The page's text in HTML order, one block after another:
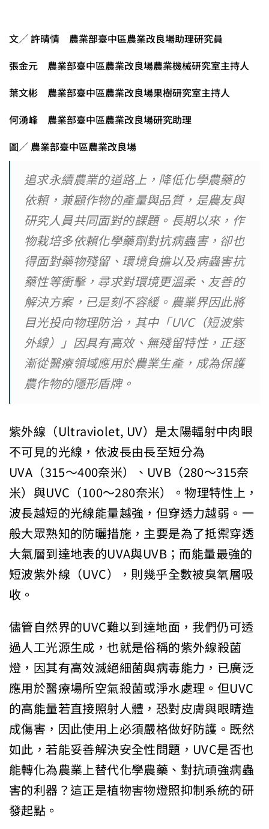
文╱ 許晴情 農業部臺中區農業改良場助理研究員
張金元 農業部臺中區農業改良場農業機械研究室主持人
葉文彬 農業部臺中區農業改良場果樹研究室主持人
何湧峰 農業部臺中區農業改良場研究助理
圖╱ 農業部臺中區農業改良場
追求永續農業的道路上，降低化學農藥的
依賴，兼顧作物的產量與品質，是農友與
研究人員共同面對的課題。長期以來，作
物栽培多依賴化學藥劑對抗病蟲害，卻也
得面對藥物殘留、環境負擔以及病蟲害抗
藥性等衝擊，尋求對環境更溫柔、友善的
解決方案，已是刻不容緩。農業界因此將
目光投向物理防治，其中「UVC（短波紫
外線）」因具有高效、無殘留特性，正逐
漸從醫療領域應用於農業生產，成為保護
農作物的隱形盾牌。
紫外線（Ultraviolet, UV）是太陽輻射中肉眼
不可見的光線，依波長由長至短分為
UVA（315～400奈米）、UVB（280～315奈
米）與UVC（100～280奈米）。物理特性上，
波長越短的光線能量越強，但穿透力越弱。一
般大眾熟知的防曬措施，主要是為了抵禦穿透
大氣層到達地表的UVA與UVB；而能量最強的
短波紫外線（UVC），則幾乎全數被臭氧層吸
收。
儘管自然界的UVC難以到達地面，我們仍可透
過人工光源生成，也就是俗稱的紫外線殺菌
燈，因其有高效滅絕細菌與病毒能力，已廣泛
應用於醫療場所空氣殺菌或淨水處理。但UVC
的高能量若直接照射人體，恐對皮膚與眼睛造
成傷害，因此使用上必須嚴格做好防護。既然
如此，若能妥善解決安全性問題，UVC是否也
能轉化為農業上替代化學農藥、對抗頑強病蟲
害的利器？這正是植物害物燈照抑制系統的研
發起點。